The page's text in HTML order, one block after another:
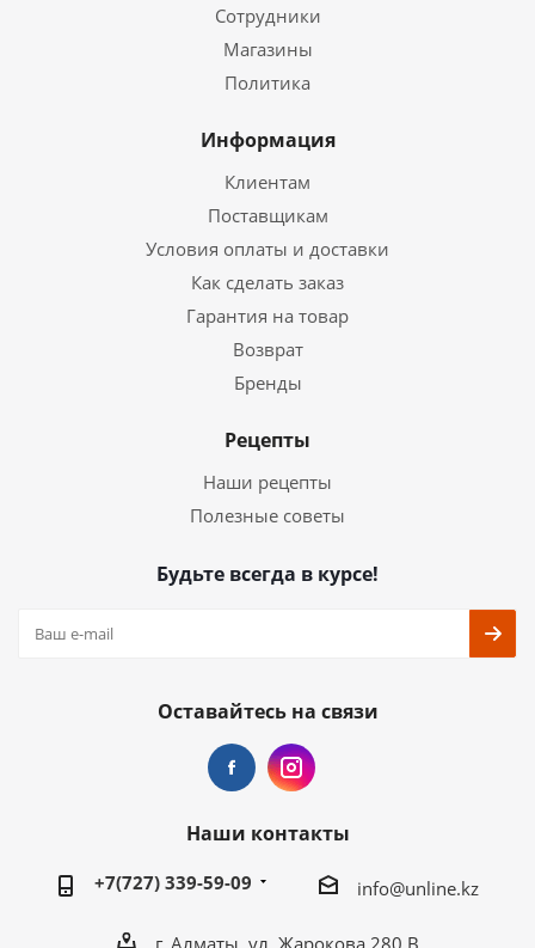
Сотрудники
Магазины
Политика
Информация
Клиентам
Поставщикам
Условия оплаты и доставки
Как сделать заказ
Гарантия на товар
Возврат
Бренды
Рецепты
Наши рецепты
Полезные советы
Будьте всегда в курсе!
Оставайтесь на связи
Наши контакты
+7(727) 339-59-09 info@unline.kz
г. Алматы, ул. Жарокова 280 В